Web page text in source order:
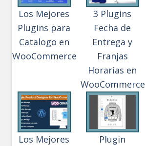
Los Mejores
Plugins para
Catalogo en
WooCommerce
3 Plugins
Fecha de
Entrega y
Franjas
Horarias en
WooCommerce
Los Mejores
Plugin